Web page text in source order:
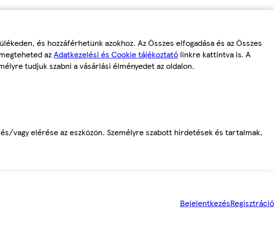
és hozzáférhetünk azokhoz. Az Összes elfogadása és az Összes
azAdatkezelési és Cookie tájékoztató linkre kattintva is. A
tudjuk szabni a vásárlási élményedet az oldalon.
vagy elérése az eszközön. Személyre szabott hirdetések és tartalmak,
BejelentkezésRegisztráció